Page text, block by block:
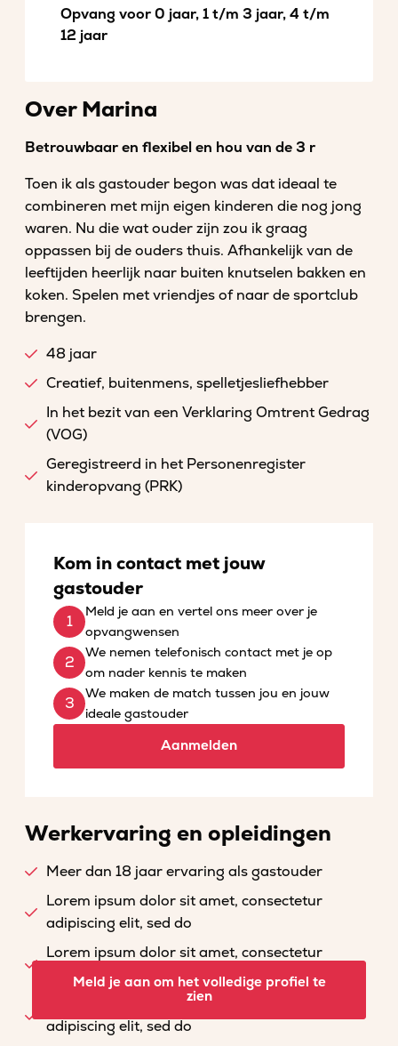
Opvang voor 0 jaar, 1 t/m 3 jaar, 4 t/m
12 jaar
Over Marina
Betrouwbaar en flexibel en hou van de 3 r
Toen ik als gastouder begon was dat ideaal te
combineren met mijn eigen kinderen die nog jong
waren. Nu die wat ouder zijn zou ik graag
oppassen bij de ouders thuis. Afhankelijk van de
leeftijden heerlijk naar buiten knutselen bakken en
koken. Spelen met vriendjes of naar de sportclub
brengen.
48 jaar
Creatief, buitenmens, spelletjesliefhebber
In het bezit van een Verklaring Omtrent Gedrag
(VOG)
Geregistreerd in het Personenregister
kinderopvang (PRK)
Kom in contact met jouw
gastouder
Meld je aan en vertel ons meer over je
opvangwensen
We nemen telefonisch contact met je op
om nader kennis te maken
We maken de match tussen jou en jouw
ideale gastouder
Aanmelden
Werkervaring en opleidingen
Meer dan 18 jaar ervaring als gastouder
Lorem ipsum dolor sit amet, consectetur
adipiscing elit, sed do
Lorem ipsum dolor sit amet, consectetur
adipiscing elit, sed do
Lorem ipsum dolor sit amet, consectetur
adipiscing elit, sed do
Meld je aan om het volledige profiel te
zien